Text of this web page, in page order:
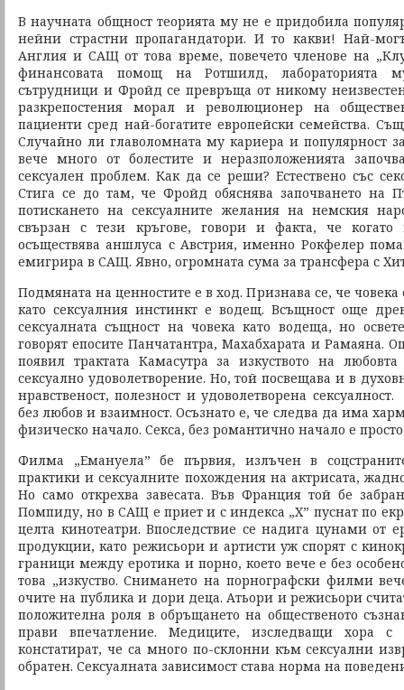
В научната общност теорията му не е придобила
нейни страстни пропагандатори. И то какви! Най-
Англия и САЩ от това време, повечето членове на
финансовата помощ на Ротшилд, лабораторията
сътрудници и Фройд се превръща от никому
разкрепостения морал и революционер на
пациенти сред най-богатите европейски семейства.
Случайно ли главоломната му кариера и популярност
вече много от болестите и неразположенията
сексуален проблем. Как да се реши? Естествено със
Стига се до там, че Фройд обяснява започването на
потискането на сексуалните желания на немския
свързан с тези кръгове, говори и факта, че
осъществява аншлуса с Австрия, именно Рокфелер
емигрира в САЩ. Явно, огромната сума за трансфера с
Подмяната на ценностите е в ход. Признава се, че
като сексуалния инстинкт е водещ. Всъщност още
сексуалната същност на човека като водеща, но
говорят епосите Панчатантра, Махабхарата и Рамаяна.
появил трактата Камасутра за изкуството на
сексуално удоволетворение. Но, той посвещава и в
нравственост, полезност и удоволетворена
без любов и взаимност. Осъзнато е, че следва да има
физическо начало. Секса, без романтично начало е
Филма „Емануeла” бе първия, излъчен в
практики и сексуалните похождения на актрисата,
Но само открехва завесата. Във Франция той бе
Помпиду, но в САЩ е приет и с индекса „Х” пуснат по
целта кинотеатри. Впоследствие се надига цунами от
продукции, като режисьори и артисти уж спорят с
граници между еротика и порно, което вече е без
това „изкуство. Снимането на порнографски филми
очите на публика и дори деца. Атьори и режисьори
положителна роля в обръщането на общественото
прави впечатление. Медиците, изследващи хора с
констатират, че са много по-склонни към сексуални
обратен. Сексуалната зависимост става норма на